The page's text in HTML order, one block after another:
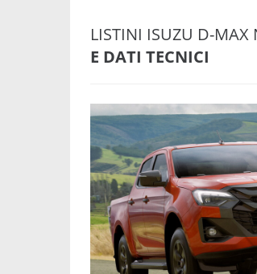
LISTINI ISUZU D-MAX
E DATI TECNICI